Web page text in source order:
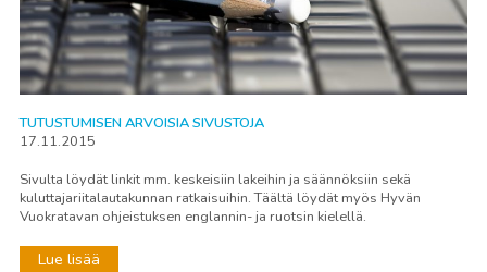
TUTUSTUMISEN ARVOISIA SIVUSTOJA
17.11.2015
Sivulta löydät linkit mm. keskeisiin lakeihin ja säännöksiin sekä
kuluttajariitalautakunnan ratkaisuihin. Täältä löydät myös Hyvän
Vuokratavan ohjeistuksen englannin- ja ruotsin kielellä.
Lue lisää